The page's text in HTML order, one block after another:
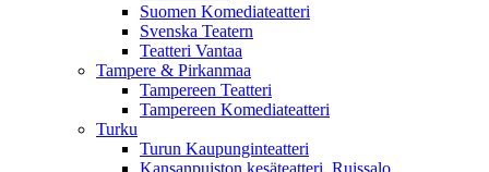
Suomen Komediateatteri
Svenska Teatern
Teatteri Vantaa
Tampere & Pirkanmaa
Tampereen Teatteri
Tampereen Komediateatteri
Turku
Turun Kaupunginteatteri
Kansanpuiston kesäteatteri, Ruissalo